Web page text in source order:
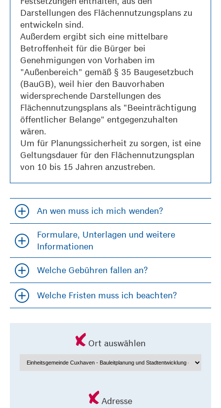
Darstellungen des Flächennutzungsplans zu
entwickeln sind.
Außerdem ergibt sich eine mittelbare
Betroffenheit für die Bürger bei
Genehmigungen von Vorhaben im
"Außenbereich" gemäß § 35 Baugesetzbuch
(BauGB), weil hier den Bauvorhaben
widersprechende Darstellungen des
Flächennutzungsplans als "Beeinträchtigung
öffentlicher Belange" entgegenzuhalten
wären.
Um für Planungssicherheit zu sorgen, ist eine
Geltungsdauer für den Flächennutzungsplan
von 10 bis 15 Jahren anzustreben.
Accordion öfffnen und schließen
An wen muss ich mich wenden?
Accordion öfffnen und schließen
Formulare, Unterlagen und weitere
Informationen
Accordion öfffnen und schließen
Welche Gebühren fallen an?
Accordion öfffnen und schließen
Welche Fristen muss ich beachten?
Ort auswählen
Adresse